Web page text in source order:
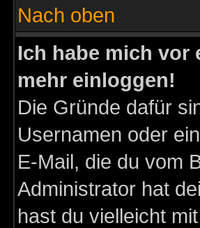
Nach oben
Ich habe mich vor
mehr einloggen!
Die Gründe dafür
Usernamen oder
E-Mail, die du vom
Administrator hat
hast du vielleicht